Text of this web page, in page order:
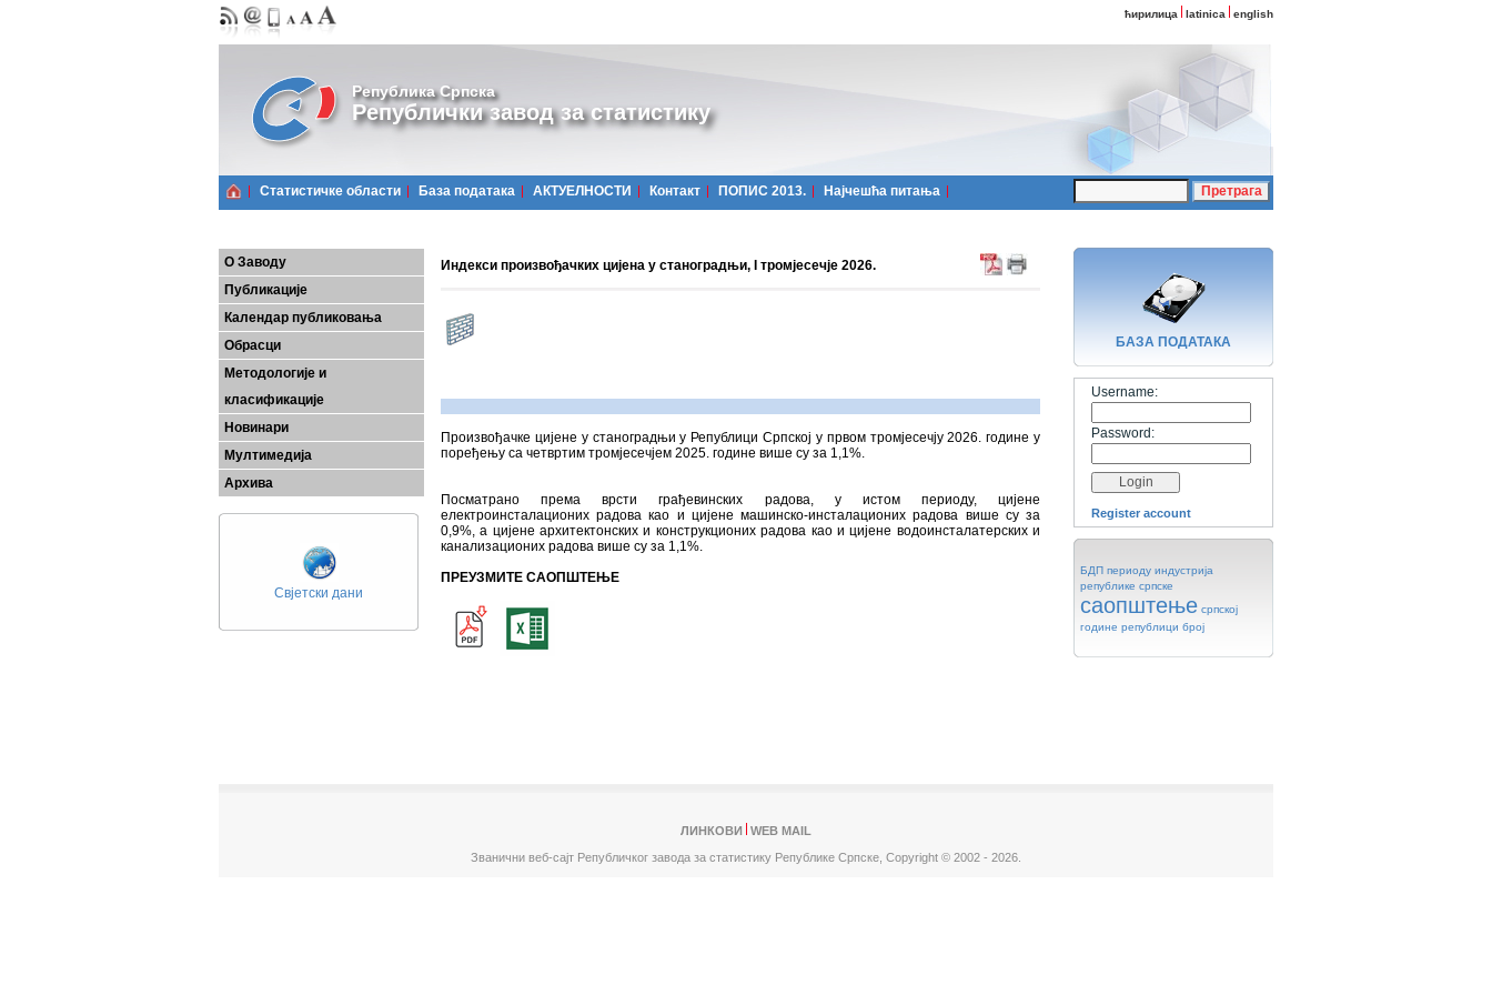
ћирилица latinica english
Република Српска
Републички завод за статистику
Статистичке области Базa података АКТУЕЛНОСТИ Контакт ПОПИС 2013. Најчешћa питања
О Заводу
Публикације
Календар публиковања
Обрасци
Методологије и
класификације
Новинари
Мултимедија
Архива
Свјетски дани
Индекси произвођачких цијена у станоградњи, I тромјесечје 2026.
Произвођачке цијене у станоградњи у Републици Српској у првом тромјесечју 2026. године у
поређењу са четвртим тромјесечјем 2025. године више су за 1,1%.
Посматрано према врсти грађевинских радова, у истом периоду, цијене
електроинсталационих радова као и цијене машинско-инсталационих радова више су за
0,9%, a цијене архитектонских и конструкционих радова као и цијене водоинсталатерских и
канализационих радова више су за 1,1%.
ПРЕУЗМИТЕ САОПШТЕЊЕ
БАЗA ПОДАТАКА
Username:
Password:
Register account
БДП периоду индустрија
републике српске
саопштење српској
године републици број
ЛИНКОВИ
WEB MAIL
Званични веб-сајт Републичког завода за статистику Републике Српске, Copyright © 2002 - 2026.